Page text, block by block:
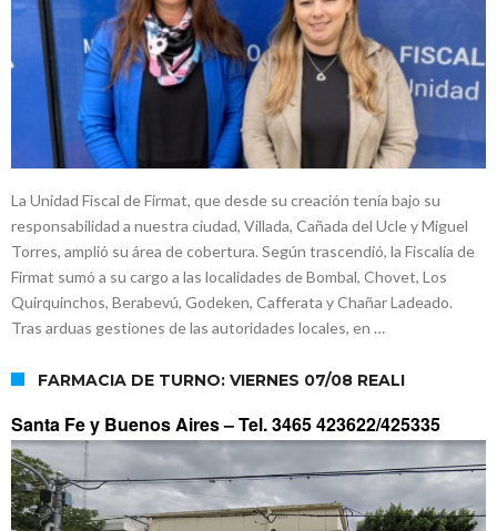
La Unidad Fiscal de Firmat, que desde su creación tenía bajo su
responsabilidad a nuestra ciudad, Villada, Cañada del Ucle y Miguel
Torres, amplió su área de cobertura. Según trascendió, la Fiscalía de
Firmat sumó a su cargo a las localidades de Bombal, Chovet, Los
Quirquinchos, Berabevú, Godeken, Cafferata y Chañar Ladeado.
Tras arduas gestiones de las autoridades locales, en …
FARMACIA DE TURNO: VIERNES 07/08 REALI
Santa Fe y Buenos Aires –Tel. 3465 423622/425335